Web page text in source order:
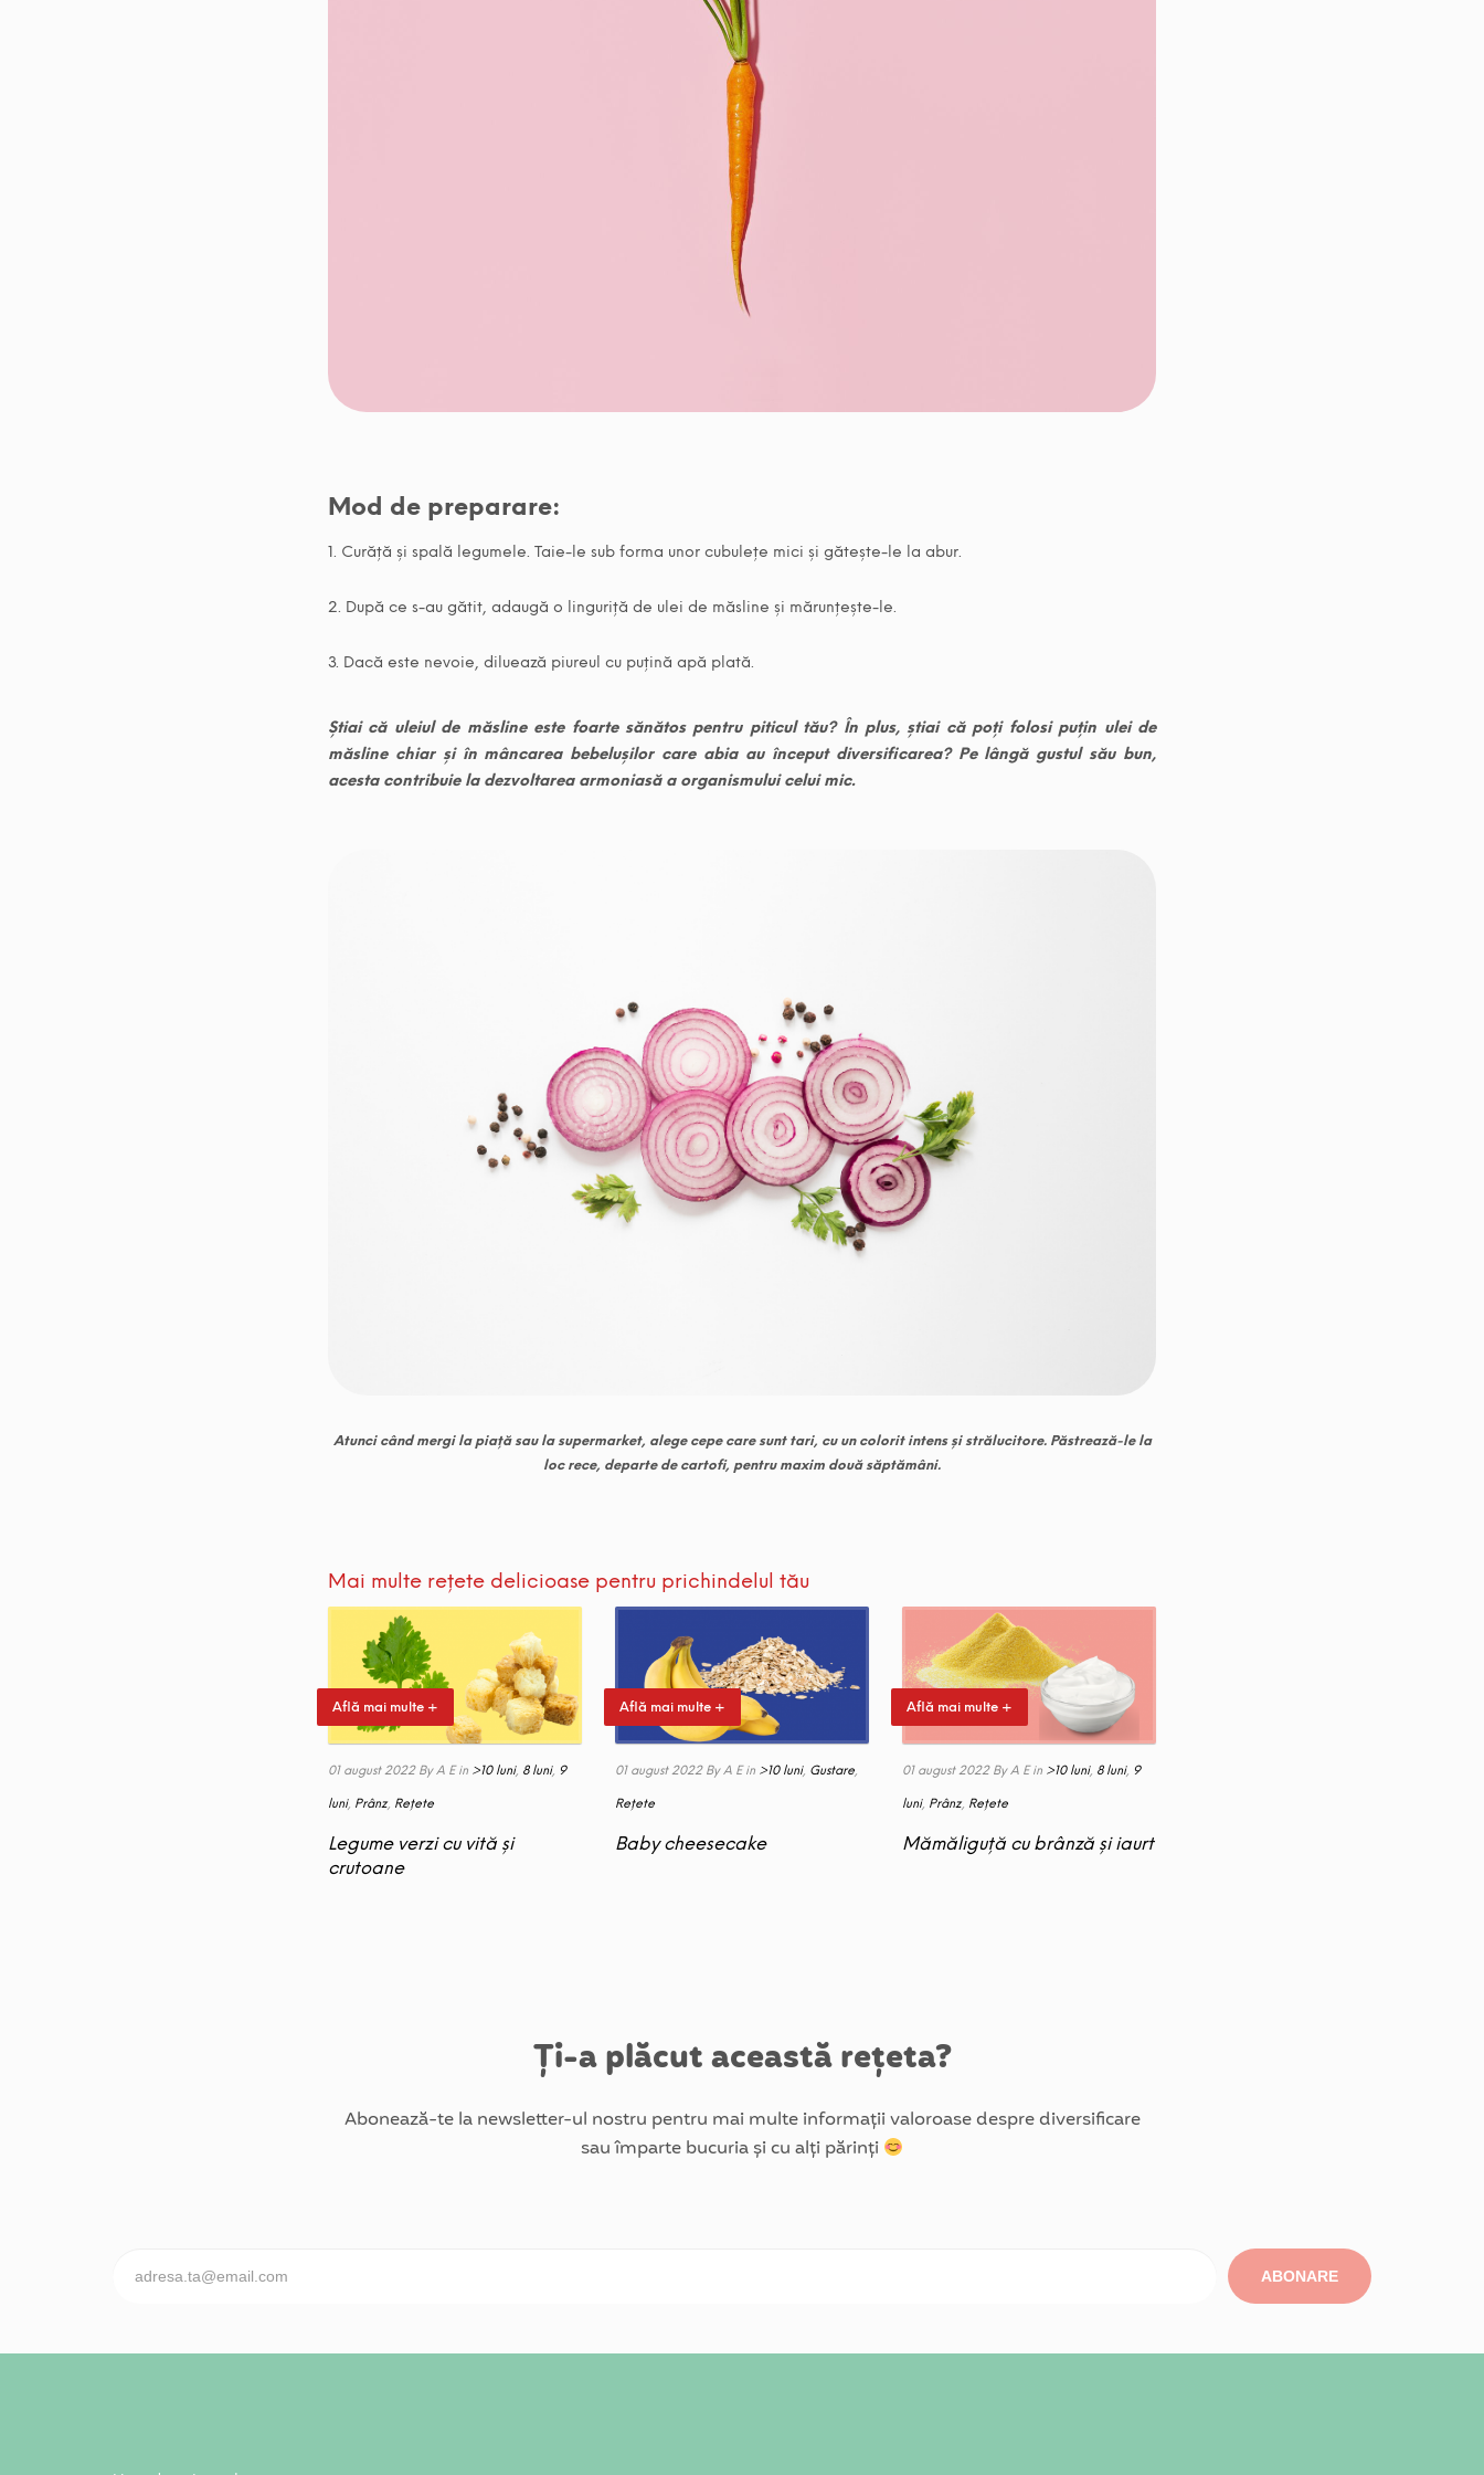
Mod de preparare:
1. Curăță și spală legumele. Taie-le sub forma unor cubulețe mici și gătește-le la abur.
2. După ce s-au gătit, adaugă o linguriță de ulei de măsline și mărunțește-le.
3. Dacă este nevoie, diluează piureul cu puțină apă plată.
Știai că uleiul de măsline este foarte sănătos pentru piticul tău? În plus, știai că poți folosi puțin ulei de
măsline chiar și în mâncarea bebelușilor care abia au început diversificarea? Pe lângă gustul său bun,
acesta contribuie la dezvoltarea armoniasă a organismului celui mic.
Atunci când mergi la piață sau la supermarket, alege cepe care sunt tari, cu un colorit intens și strălucitore. Păstrează-le la
loc rece, departe de cartofi, pentru maxim două săptămâni.
Mai multe rețete delicioase pentru prichindelul tău
Află mai multe +
01 august 2022 By A E in >10 luni, 8 luni, 9
luni, Prânz, Rețete
Legume verzi cu vită și
crutoane
Află mai multe +
01 august 2022 By A E in >10 luni, Gustare,
Rețete
Baby cheesecake
Află mai multe +
01 august 2022 By A E in >10 luni, 8 luni, 9
luni, Prânz, Rețete
Mămăliguță cu brânză și iaurt
Ți-a plăcut această rețeta?
Abonează-te la newsletter-ul nostru pentru mai multe informații valoroase despre diversificare
sau împarte bucuria și cu alți părinți
ABONARE